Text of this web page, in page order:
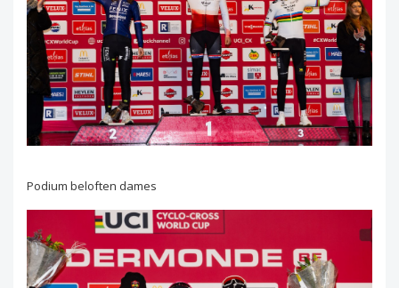
Podium beloften dames